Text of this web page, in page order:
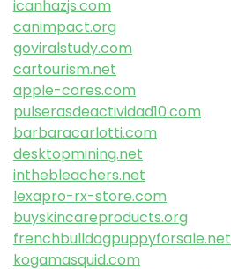
icanhazjs.com
canimpact.org
goviralstudy.com
cartourism.net
apple-cores.com
pulserasdeactividad10.com
barbaracarlotti.com
desktopmining.net
inthebleachers.net
lexapro-rx-store.com
buyskincareproducts.org
frenchbulldogpuppyforsale.net
kogamasquid.com